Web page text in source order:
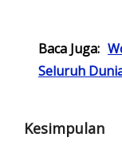
Baca Juga:
Seluruh
Kesimpulan